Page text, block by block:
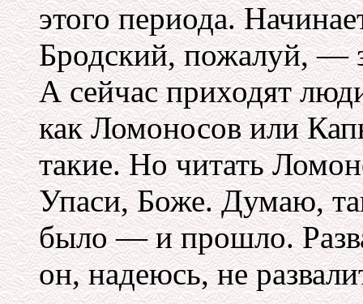
этого периода.
Бродский, пожалуй, —
А сейчас приходят
как Ломоносов или
такие. Но читать
Упаси, Боже. Думаю,
было — и прошло.
он, надеюсь, не